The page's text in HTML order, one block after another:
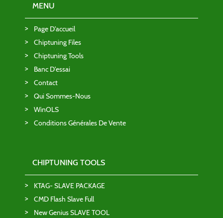
MENU
Page D'accueil
Chiptuning Files
Chiptuning Tools
Banc D'essai
Contact
Qui Sommes-Nous
WinOLS
Conditions Générales De Vente
CHIPTUNING TOOLS
KTAG- SLAVE PACKAGE
CMD Flash Slave Full
New Genius SLAVE TOOL